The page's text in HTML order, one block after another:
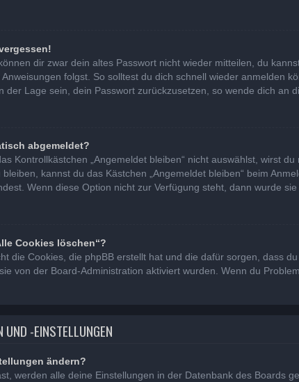
dir zwar dein altes Passwort nicht wieder mitteilen, du
folgst. So solltest du dich schnell wieder anmelden
der Lage sein, dein Passwort zurückzusetzen, so wende dich an
abgemeldet?
Kontrollkästchen „Angemeldet bleiben“ nicht auswählst, wirst
kannst du das Kästchen „Angemeldet bleiben“ beim
Wenn diese Option nicht zur Verfügung steht, dann wurde
Cookies löschen“?
die Cookies, die phpBB erstellt hat und die dafür sorgen,
sie von der Board-Administration aktiviert wurden. Wenn du
UND -EINSTELLUNGEN
ändern?
werden alle deine Einstellungen in der Datenbank des Boards